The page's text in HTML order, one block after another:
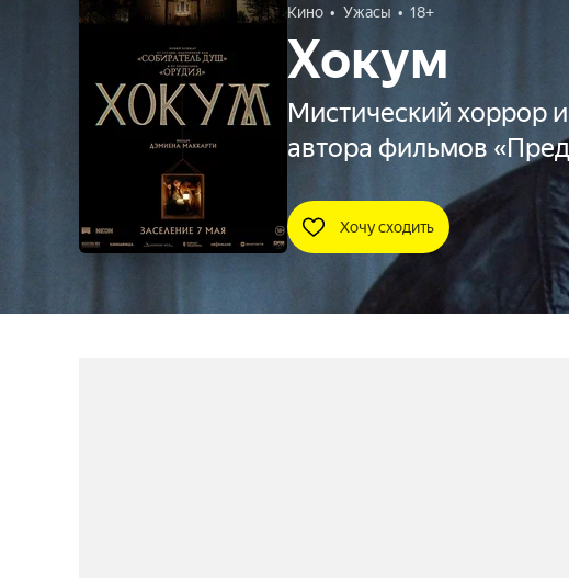
Кино Ужасы 18+
Хокум
Мистический хоррор
автора фильмов
Хочу сходить